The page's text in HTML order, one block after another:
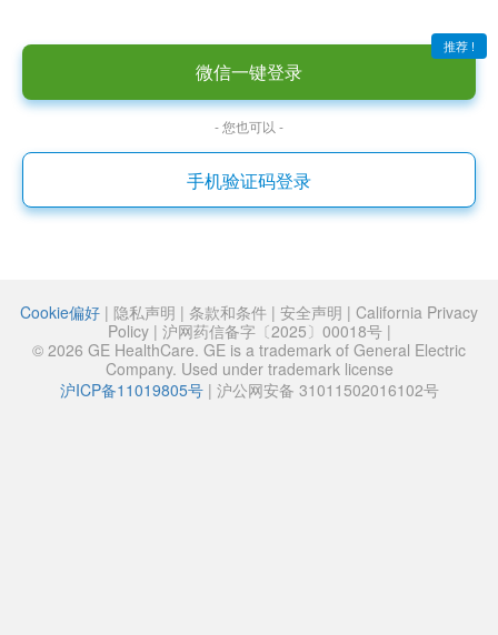
推荐 !
微信一键登录
- 您也可以 -
手机验证码登录
Cookie偏好 | 隐私声明 | 条款和条件 | 安全声明 | California Privacy
Policy| 沪网药信备字〔2025〕00018号|
© 2026 GE HealthCare. GE is a trademark of General Electric
Company. Used under trademark license
沪ICP备11019805号| 沪公网安备 31011502016102号